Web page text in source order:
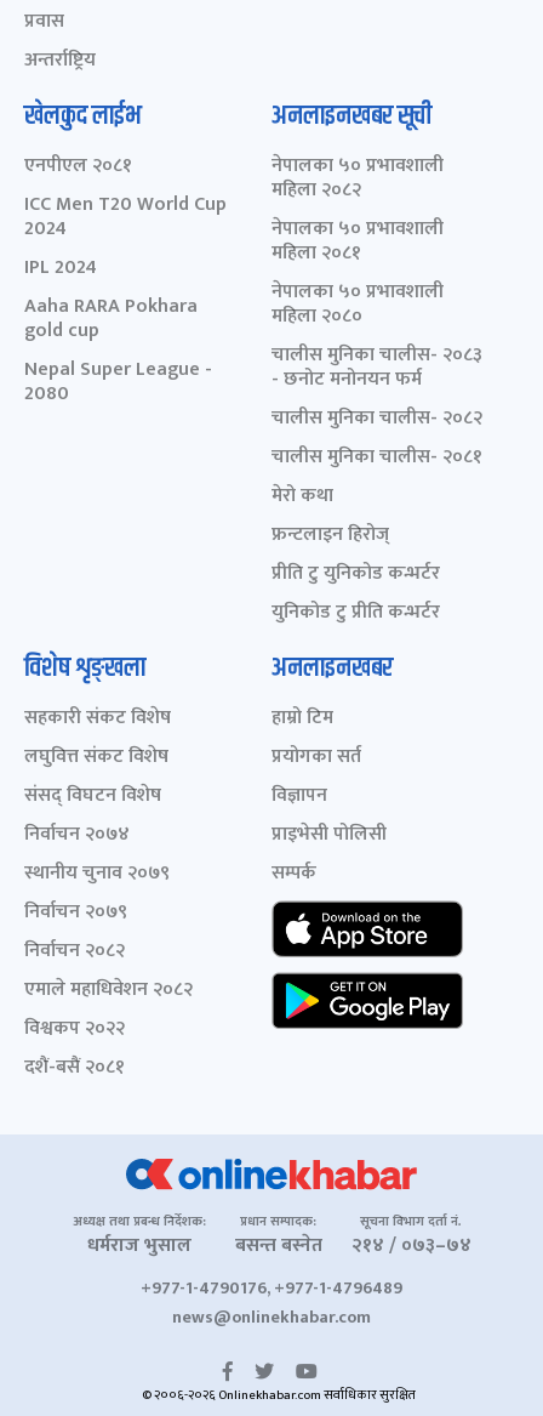
प्रवास
अन्तर्राष्ट्रिय
खेलकुद लाईभ
एनपीएल २०८१
ICC Men T20 World Cup
2024
IPL 2024
Aaha RARA Pokhara
gold cup
Nepal Super League -
2080
अनलाइनखबर सूची
नेपालका ५० प्रभावशाली
महिला २०८२
नेपालका ५० प्रभावशाली
महिला २०८१
नेपालका ५० प्रभावशाली
महिला २०८०
चालीस मुनिका चालीस- २०८३
- छनोट मनोनयन फर्म
चालीस मुनिका चालीस- २०८२
चालीस मुनिका चालीस- २०८१
मेरो कथा
फ्रन्टलाइन हिरोज्
प्रीति टु युनिकोड कन्भर्टर
युनिकोड टु प्रीति कन्भर्टर
विशेष शृङ्खला
सहकारी संकट विशेष
लघुवित्त संकट विशेष
संसद् विघटन विशेष
निर्वाचन २०७४
स्थानीय चुनाव २०७९
निर्वाचन २०७९
निर्वाचन २०८२
एमाले महाधिवेशन २०८२
विश्वकप २०२२
दशैं-बसैं २०८१
अनलाइनखबर
हाम्रो टिम
प्रयोगका सर्त
विज्ञापन
प्राइभेसी पोलिसी
सम्पर्क
अध्यक्ष तथा प्रबन्ध निर्देशक:
धर्मराज भुसाल
प्रधान सम्पादक:
बसन्त बस्नेत
सूचना विभाग दर्ता नं.
२१४ / ०७३–७४
+977-1-4790176, +977-1-4796489
news@onlinekhabar.com
© २००६-२०२६ Onlinekhabar.com सर्वाधिकार सुरक्षित